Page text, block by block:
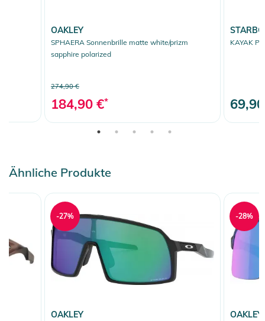
OAKLEY
SPHAERA Sonnenbrille matte white/prizm
sapphire polarized
274,90 €
184,90 €*
KAYAK
Ähnliche Produkte
OAKLEY
-27%
OAKLEY
-28%